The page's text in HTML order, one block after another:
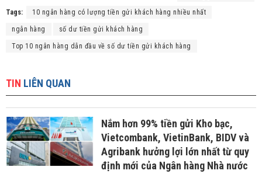
Tags: 10 ngân hàng có lượng tiền gửi khách hàng nhiều nhất
ngân hàng số dư tiền gửi khách hàng
Top 10 ngân hàng dẫn đầu về số dư tiền gửi khách hàng
TIN LIÊN QUAN
Nắm hơn 99% tiền gửi Kho bạc,
Vietcombank, VietinBank, BIDV và
Agribank hưởng lợi lớn nhất từ quy
định mới của Ngân hàng Nhà nước